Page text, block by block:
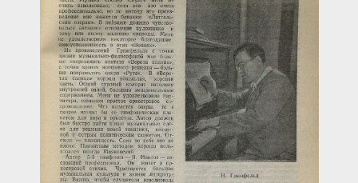
Загрузка...